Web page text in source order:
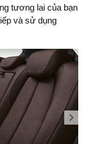
tương lai của bạn
và sử dụng